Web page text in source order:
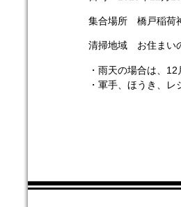
集合場所 橋戸稲荷
清掃地域 お住まい
・雨天の場合は、12
・軍手、ほうき、